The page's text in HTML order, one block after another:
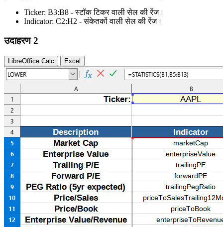
Ticker: B3:B8 - स्टॉक टिकर वाली सेल की रेंज।
Indicator: C2:H2 - संकेतकों वाली सेल की रेंज।
उदाहरण 2
LibreOffice Calc Excel